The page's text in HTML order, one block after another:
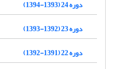
دوره 24 (1393-1394)
دوره 23 (1392-1393)
دوره 22 (1391-1392)